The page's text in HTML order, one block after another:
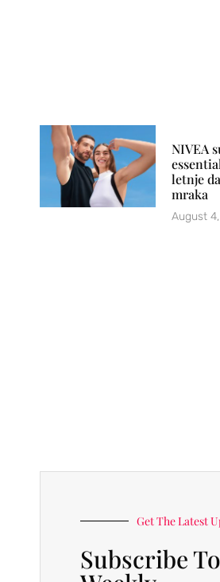
NIVEA
letnje
mraka
August
Get The Latest
Subscribe